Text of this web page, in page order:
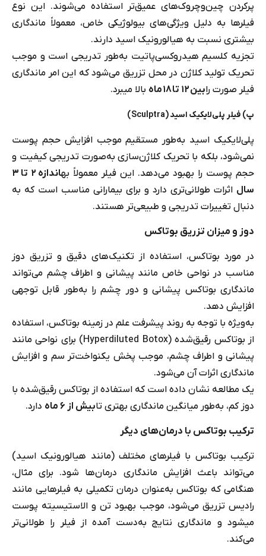
پرکردن چین‌وچروک‌های عمیق‌تر استفاده می‌شوند. این نوع
فیلرها به دلیل ویژگی‌های بیولوژیکی خاص، معمولاً ماندگاری
بیشتری نسبت به هیالورونیک اسید دارند.
تجزیه کلسیم هیدروکسی‌پاتیت به‌طور تدریجی است و موجب
تحریک تولید کلاژن در محل تزریق می‌شود که این امر ماندگاری
فیلر صورت رابین ۱۲ تا ۱۸ ماه بالا می‎برد.
پ) فیلر پلی‌لایکیک اسید (Sculptra)
پلی‌لایکیک اسید به‌طور مستقیم موجب افزایش حجم پوست
نمی‌شود، بلکه با تحریک کلاژن‌سازی به‌صورت تدریجی کیفیت و
حجم پوست را بهبود می‌دهد. این فیلر معمولاً به
اندازه ۲ تا ۳
سال اثرات طولانی‌تری دارد و برای بیمارانی مناسب است که به
دنبال تغییرات تدریجی و طبیعی‌تر هستند.
دوز و میزان تزریق بوتاکس
در مورد بوتاکس، استفاده از تکنیک‌های دقیق و تزریق دوز
مناسب در نواحی خاص مانند پیشانی و اطراف چشم می‌تواند
ماندگاری بوتاکس پیشانی و دور چشم را به‌طور قابل توجهی
افزایش دهد.
به‌ویژه با توجه به روند پیشرفت علم در زمینه بوتاکس، استفاده
از بوتاکس رقیق‌شده (Hyperdiluted Botox) برای نواحی مانند
پیشانی و اطراف چشم، موجب پخش یکنواخت‌تر سم و افزایش
ماندگاری اثرات آن می‌شود.
یک مطالعه نشان داده است که استفاده از بوتاکس رقیق‌شده با
دوز کم، به‌طور میانگین ماندگاری بهتری تابیش از ۶ ماه دارد.
ترکیب بوتاکس با درمان‌های دیگر
ترکیب بوتاکس با فیلرهای مختلف (مانند هیالورونیک اسید)
می‌تواند باعث افزایش ماندگاری درمان‌ها شود. برای مثال،
هنگامی که بوتاکس به‌عنوان درمان تکمیلی به فیلرهایی مانند
رادیس تزریق می‌شود، موجب بهبود تن و الاستیسیته پوست
می‎شود و ماندگاری نتایج به‌دست آمده از فیلر را طولانی‌تر
می‌کند.